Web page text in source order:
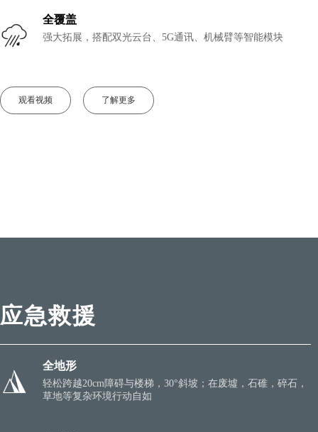
全覆盖
强大拓展，搭配双光云台、5G通讯、机械臂等智能模块
观看视频 了解更多
应急救援
全地形
轻松跨越20cm障碍与楼梯，30°斜坡；在废墟，石碓，碎石，
草地等复杂环境行动自如